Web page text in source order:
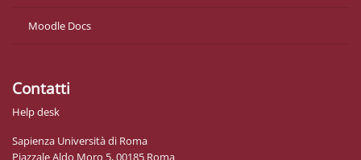
Moodle Docs
Contatti
Help desk
Sapienza Università di Roma
Piazzale Aldo Moro 5, 00185 Roma